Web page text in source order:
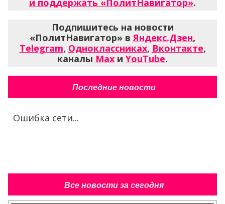
и поддержать «ПолитНавигатор».
Подпишитесь на новости
«ПолитНавигатор» вЯндекс.Дзен,
Telegram, Одноклассниках, Вконтакте,
каналы Max и YouTube.
Последние новости
Ошибка сети...
Все новости за сегодня